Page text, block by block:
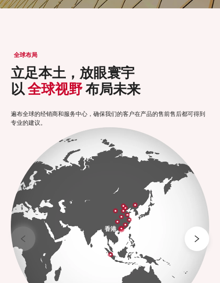
全球布局
立足本土，放眼寰宇
以 全球视野 布局未来
遍布全球的经销商和服务中心，确保我们的客户在产品的售前售后都可得到
专业的建议。
香港